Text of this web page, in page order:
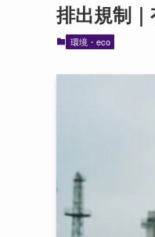
排出規制
環境・eco